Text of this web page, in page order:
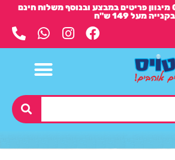
חייגו 03-9368033 מיגוון פריטים במבצע ובנוסף משלוח חינם
בקנייה מעל 149 ש"ח